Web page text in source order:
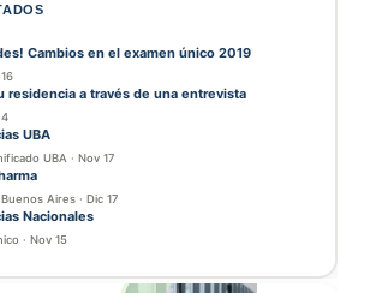
Cambios en el examen único 2019
residencia a través de una entrevista
UBA
UBA · Nov 17
Aires · Dic 17
Nacionales
· Nov 15